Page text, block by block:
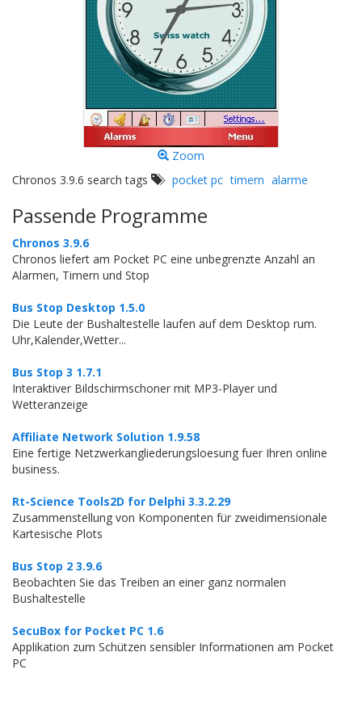
Zoom
Chronos 3.9.6 search tags
pocket pc timern alarme
Passende Programme
Chronos 3.9.6
Chronos liefert am Pocket PC eine unbegrenzte Anzahl an
Alarmen, Timern und Stop
Bus Stop Desktop 1.5.0
Die Leute der Bushaltestelle laufen auf dem Desktop rum.
Uhr,Kalender,Wetter...
Bus Stop 3 1.7.1
Interaktiver Bildschirmschoner mit MP3-Player und
Wetteranzeige
Affiliate Network Solution 1.9.58
Eine fertige Netzwerkangliederungsloesung fuer Ihren online
business.
Rt-Science Tools2D for Delphi 3.3.2.29
Zusammenstellung von Komponenten für zweidimensionale
Kartesische Plots
Bus Stop 2 3.9.6
Beobachten Sie das Treiben an einer ganz normalen
Bushaltestelle
SecuBox for Pocket PC 1.6
Applikation zum Schützen sensibler Informationen am Pocket
PC